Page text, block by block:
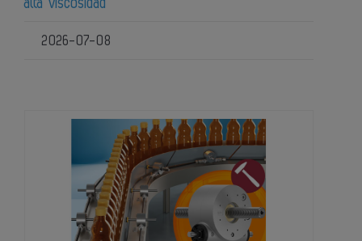
alta viscosidad
2026-07-08